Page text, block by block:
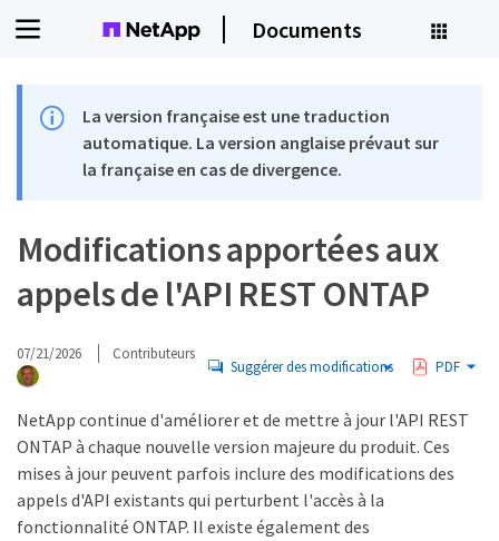
Documents
La version française est une traduction
automatique. La version anglaise prévaut sur
la française en cas de divergence.
Modifications apportées aux
appels de l'API REST ONTAP
07/21/2026 Contributeurs
Suggérer des modifications PDF
NetApp continue d'améliorer et de mettre à jour l'API REST
ONTAP à chaque nouvelle version majeure du produit. Ces
mises à jour peuvent parfois inclure des modifications des
appels d'API existants qui perturbent l'accès à la
fonctionnalité ONTAP. Il existe également des